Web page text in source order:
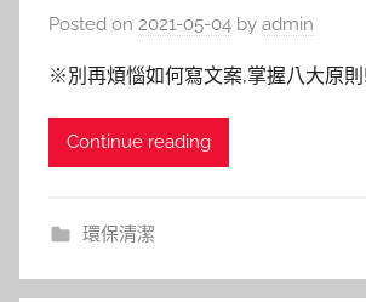
Posted on 2021-05-04 by admin
※別再煩惱如何寫文案,掌握八大原
Continue reading
環保清潔